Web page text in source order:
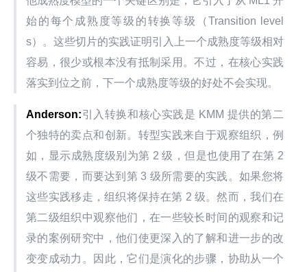
始的每个成熟度等级的转换等级（Transition level
s）。这些切片的实践证明引入上一个成熟度等级相对
容易，很少或根本没有抵制采用。不过，在核心实践
落实到位之前，下一个成熟度等级的好处不会实现。
Anderson:引入转换和核心实践是 KMM 提供的第二
个独特的卖点和创新。转型实践来自于观察组织，例
如，显示成熟度级别为第 2 级，但是也使用了在第 2
级不需要，而要达到第 3 级所需要的实践。如果您将
这些实践移走，组织将保持在第 2 级。然而，我们在
第二级组织中观察他们，在一些较长时间的观察和记
录的案例研究中，他们使更深入的了解和进一步的改
变变成动力。因此，它们是演化的步骤，协助从一个